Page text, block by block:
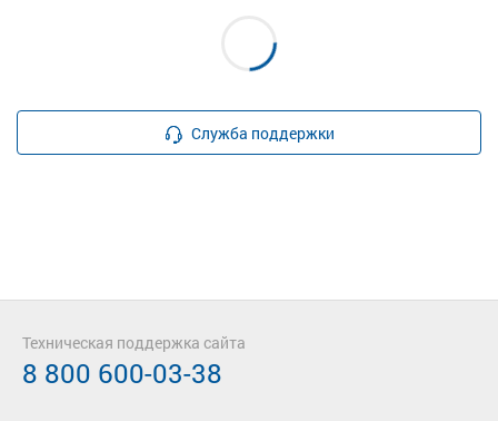
Служба поддержки
Техническая поддержка сайта
8 800 600-03-38